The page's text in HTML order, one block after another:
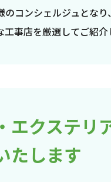
のコンシェルジュとな
工事店を厳選してご紹介
エクステリ
たします